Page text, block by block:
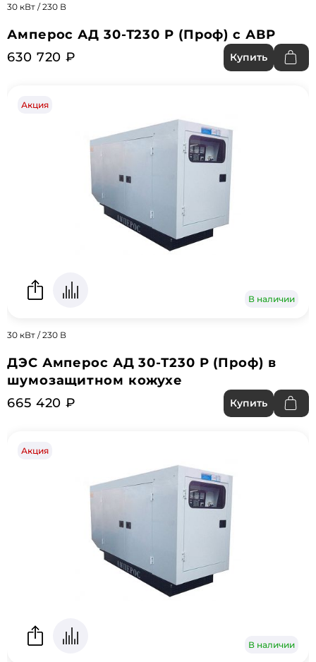
30 кВт / 230 В
Амперос АД 30-Т230 P (Проф) с АВР
630 720 ₽
Купить
Акция
В наличии
30 кВт / 230 В
ДЭС Амперос АД 30-Т230 P (Проф) в
шумозащитном кожухе
665 420 ₽
Купить
Акция
В наличии